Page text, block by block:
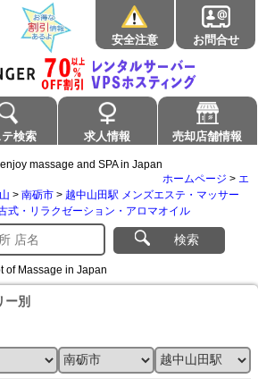
安全注意 お問合せ
検索 求人情報 売却店舗情報
massage and SPA in Japan
ホームページ > エ
> 南砺市 > 越中山田駅 メンズエステ・マッサー
式・リラクゼーション・アロマオイル
検索
of Massage in Japan
ー別